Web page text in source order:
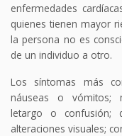
enfermedades
quienes tienen mayor
la persona no es
de un individuo a otro.
Los síntomas más
náuseas o vómitos;
letargo o confusión;
alteraciones visuales;